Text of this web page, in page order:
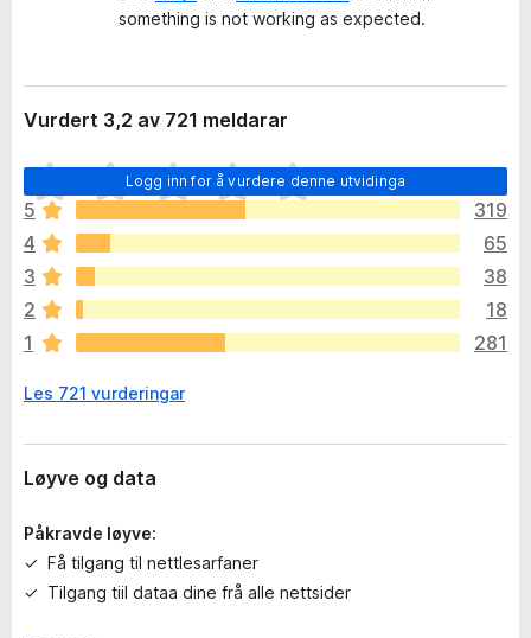
something is not working as expected.
Vurdert 3,2 av 721 meldarar
Logg inn for å vurdere denne utvidinga
I
n
g
e
n
v
u
r
e
i
n
a
e
n
5
319
4
65
3
38
2
18
1
281
Les 721 vurderingar
Løyve og data
Påkravde løyve:
Få tilgang til nettlesarfaner
Tilgang tiil dataa dine frå alle nettsider